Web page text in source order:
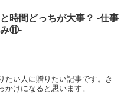
時間どっちが大事？ ‐仕事
⑪‐
たい人に贈りたい記事です。き
かけになると思います。